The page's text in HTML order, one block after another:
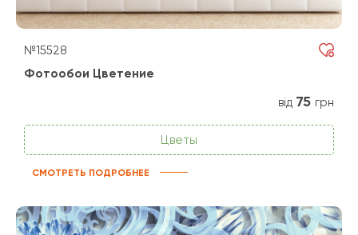
№15528
Фотообои Цветение
від 75 грн
Цветы
СМОТРЕТЬ ПОДРОБНЕЕ